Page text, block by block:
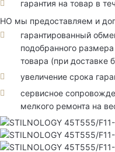
гарантия на товар в
НО мы предоставляем и
гарантированный
подобранного
товара (при доставке
увеличение срока
сервисное
мелкого ремонта на